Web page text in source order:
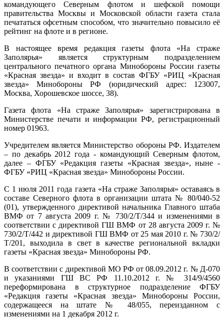
командующего Северным флотом и шефской помощи
правительства Москвы и Московской области газета стала
печататься офсетным способом, что значительно повысило её
рейтинг на флоте и в регионе.
В настоящее время редакция газеты флота «На страже
Заполярья» является структурным подразделением
центрального печатного органа Минобороны России газеты
«Красная звезда» и входит в состав ФГБУ «РИЦ «Красная
звезда» Минобороны РФ (юридический адрес: 123007,
Москва, Хорошевское шоссе, 38).
Газета флота «На страже Заполярья» зарегистрирована в
Министерстве печати и информации РФ, регистрационный
номер 01963.
Учредителем является Министерство обороны РФ. Издателем
– по декабрь 2012 года - командующий Северным флотом,
далее – ФГБУ «Редакция газеты «Красная звезда», ныне -
ФГБУ «РИЦ «Красная звезда» Минобороны России.
С 1 июля 2011 года газета «На страже Заполярья» оставаясь в
составе Северного флота в организации штата № 80/040-52
(01), утвержденного директивой начальника Главного штаба
ВМФ от 7 августа 2009 г. № 730/2/Т/344 и изменениями в
соответствии с директивой ГШ ВМФ от 28 августа 2009 г. №
730/2/Т/442 и директивой ГШ ВМФ от 25 мая 2010 г. № 730/2/
Т/201, выходила в свет в качестве региональной вкладки
газеты «Красная звезда» Минобороны РФ.
В соответствии с директивой МО РФ от 08.09.2012 г. № Д-070
и указаниями ГШ ВС РФ 11.10.2012 г. № 314/9/4560
переформирована в структурное подразделение ФГБУ
«Редакция газеты «Красная звезда» Минобороны России,
содержащееся на штате № 48/055, переизданном с
изменениями на 1 декабря 2012 г.